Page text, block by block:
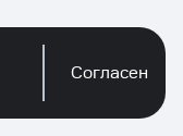
Согласен